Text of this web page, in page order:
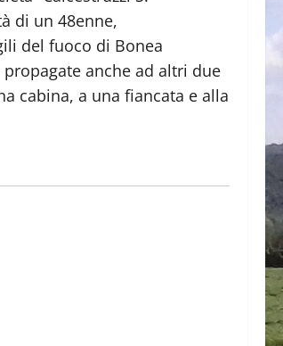
di un 48enne,
del fuoco di Bonea
anche ad altri due
cabina, a una fiancata e alla